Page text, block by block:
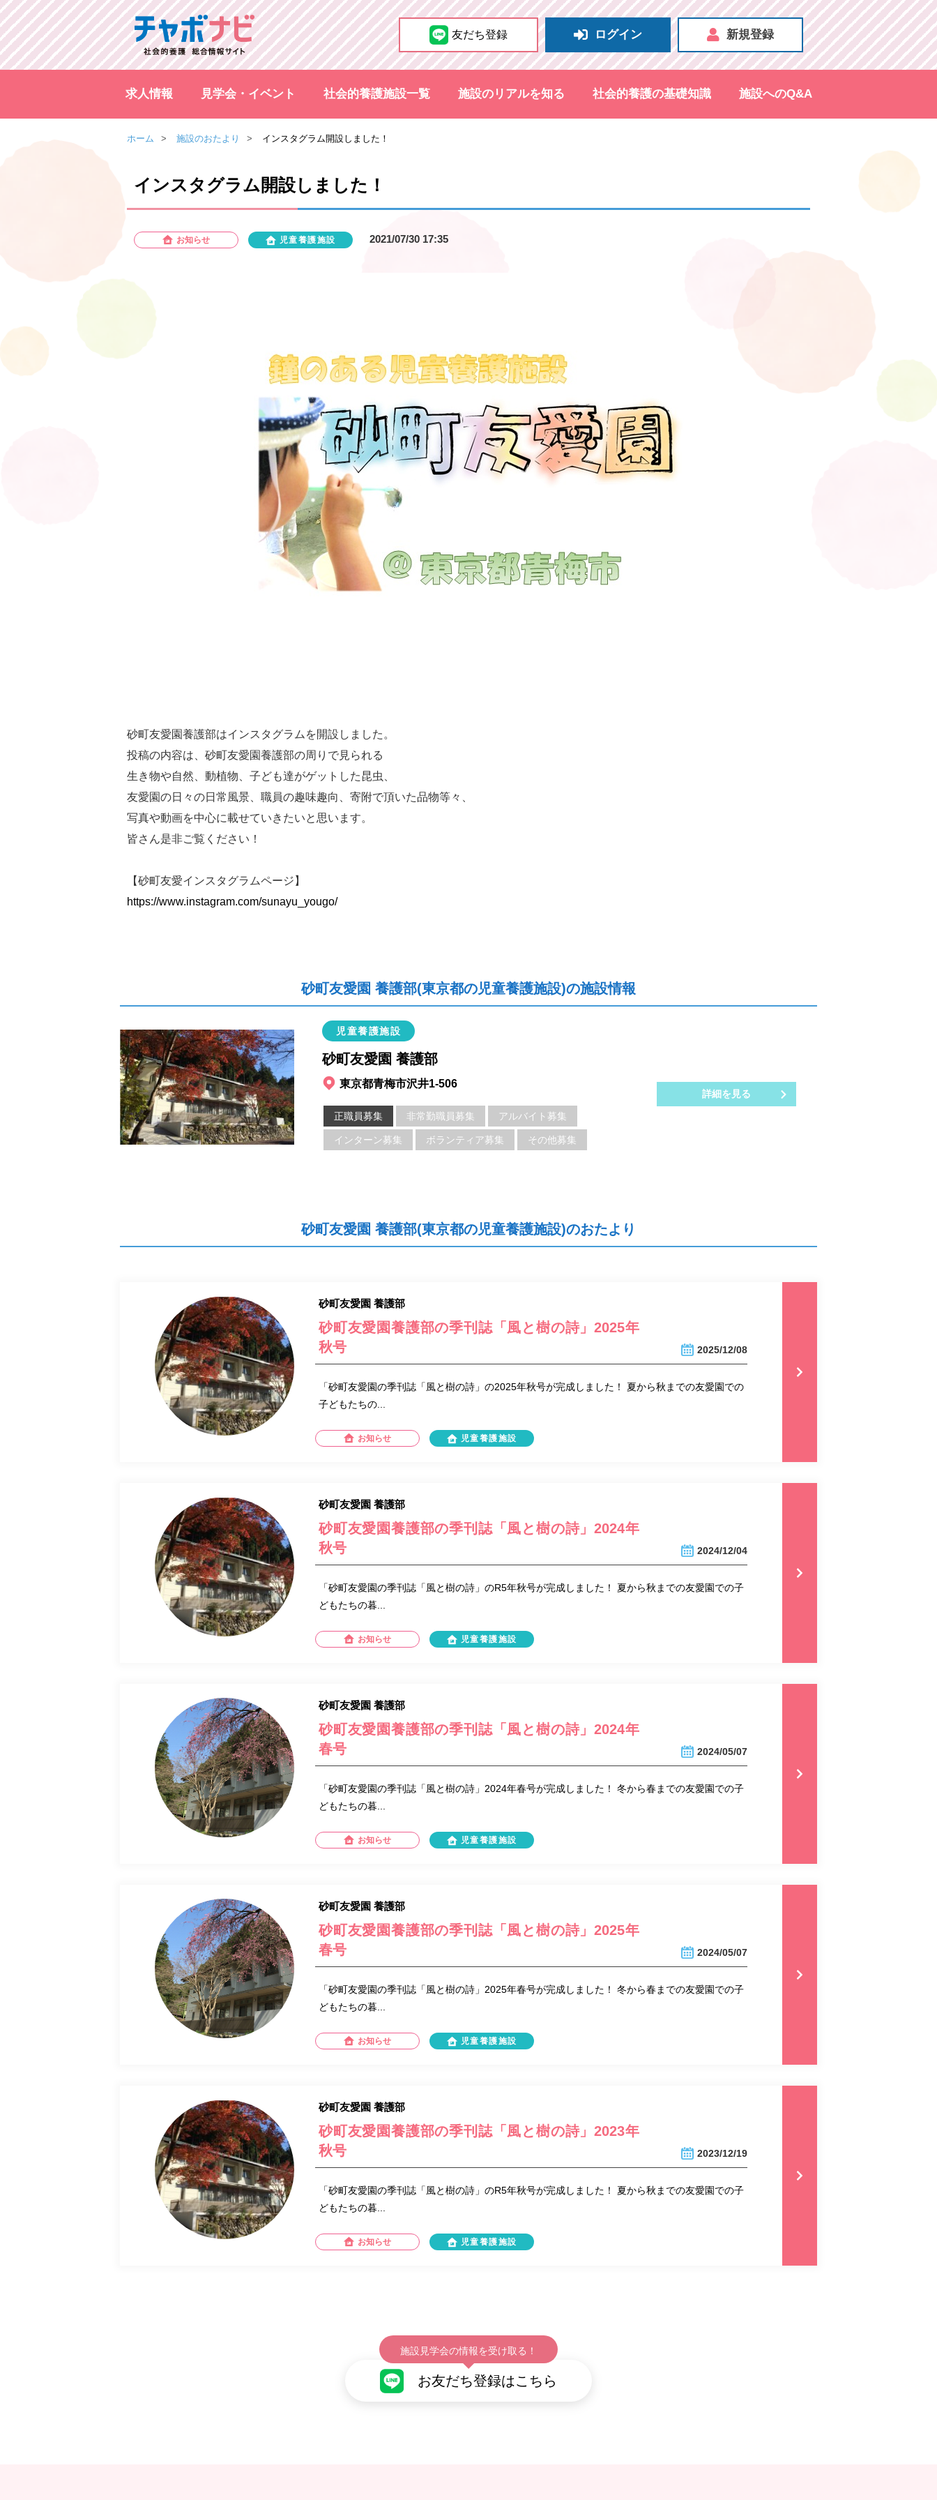
友だち登録 ログイン 新規登録
求人情報 見学会・イベント 社会的養護施設一覧 施設のリアルを知る 社会的養護の基礎知識 施設へのQ&A
ホーム 施設のおたより インスタグラム開設しました！
インスタグラム開設しました！
お知らせ 児童養護施設 2021/07/30 17:35
砂町友愛園養護部はインスタグラムを開設しました。
投稿の内容は、砂町友愛園養護部の周りで見られる
生き物や自然、動植物、子ども達がゲットした昆虫、
友愛園の日々の日常風景、職員の趣味趣向、寄附で頂いた品物等々、
写真や動画を中心に載せていきたいと思います。
皆さん是非ご覧ください！
【砂町友愛インスタグラムページ】
https://www.instagram.com/sunayu_yougo/
砂町友愛園 養護部(東京都の児童養護施設)の施設情報
児童養護施設
砂町友愛園 養護部
東京都青梅市沢井1-506
正職員募集 非常勤職員募集 アルバイト募集
インターン募集 ボランティア募集 その他募集
詳細を見る
砂町友愛園 養護部(東京都の児童養護施設)のおたより
2025/12/08
砂町友愛園 養護部
砂町友愛園養護部の季刊誌「風と樹の詩」2025年
秋号
「砂町友愛園の季刊誌「風と樹の詩」の2025年秋号が完成しました！ 夏から秋までの友愛園での
子どもたちの...
お知らせ 児童養護施設
2024/12/04
砂町友愛園 養護部
砂町友愛園養護部の季刊誌「風と樹の詩」2024年
秋号
「砂町友愛園の季刊誌「風と樹の詩」のR5年秋号が完成しました！ 夏から秋までの友愛園での子
どもたちの暮...
お知らせ 児童養護施設
2024/05/07
砂町友愛園 養護部
砂町友愛園養護部の季刊誌「風と樹の詩」2024年
春号
「砂町友愛園の季刊誌「風と樹の詩」2024年春号が完成しました！ 冬から春までの友愛園での子
どもたちの暮...
お知らせ 児童養護施設
2024/05/07
砂町友愛園 養護部
砂町友愛園養護部の季刊誌「風と樹の詩」2025年
春号
「砂町友愛園の季刊誌「風と樹の詩」2025年春号が完成しました！ 冬から春までの友愛園での子
どもたちの暮...
お知らせ 児童養護施設
2023/12/19
砂町友愛園 養護部
砂町友愛園養護部の季刊誌「風と樹の詩」2023年
秋号
「砂町友愛園の季刊誌「風と樹の詩」のR5年秋号が完成しました！ 夏から秋までの友愛園での子
どもたちの暮...
お知らせ 児童養護施設
施設見学会の情報を受け取る！
お友だち登録はこちら